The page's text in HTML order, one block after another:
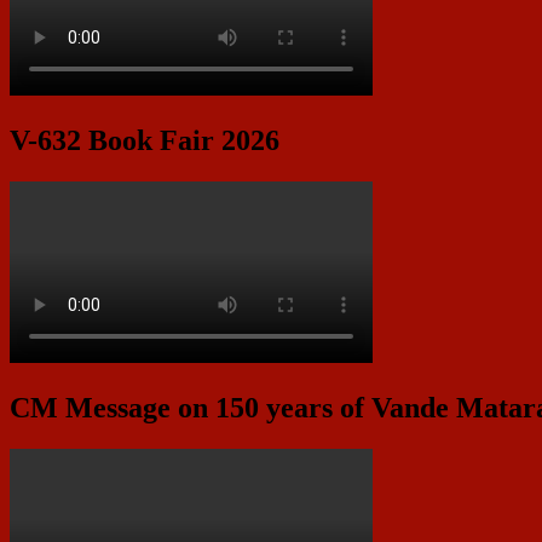
V-632 Book Fair 2026
CM Message on 150 years of Vande